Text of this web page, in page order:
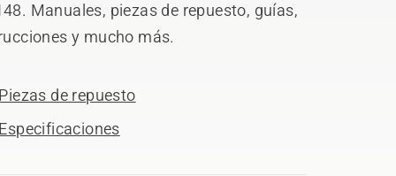
Manuales, piezas de repuesto, guías,
y mucho más.
Piezas de repuesto
Especificaciones